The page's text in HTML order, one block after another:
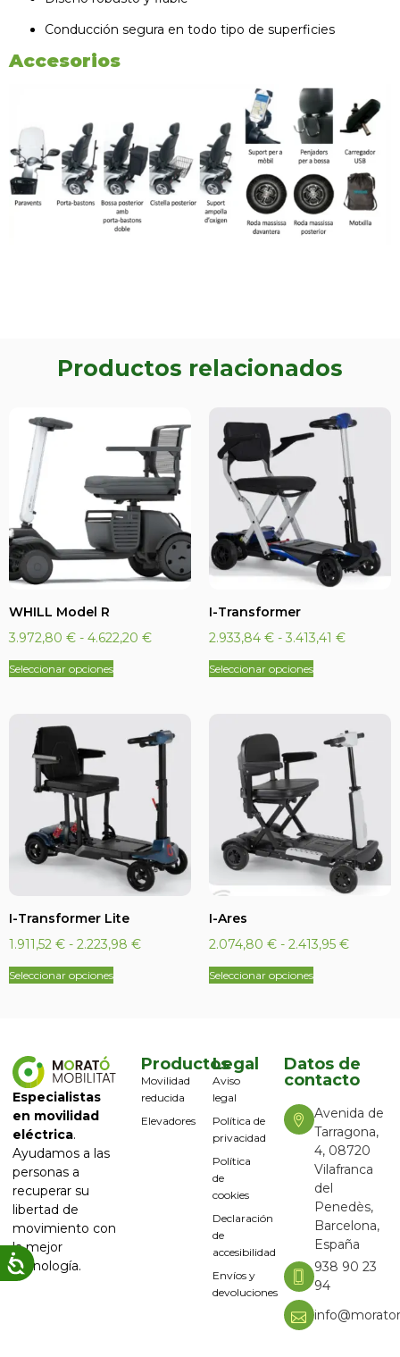
Conducción segura en todo tipo de superficies
Accesorios
Productos relacionados
WHILL Model R
3.972,80 € - 4.622,20 €
Seleccionar opciones
I-Transformer
2.933,84 € - 3.413,41 €
Seleccionar opciones
I-Transformer Lite
1.911,52 € - 2.223,98 €
Seleccionar opciones
I-Ares
2.074,80 € - 2.413,95 €
Seleccionar opciones
Especialistas
en movilidad
eléctrica.
Ayudamos a las
personas a
recuperar su
libertad de
movimiento con
la mejor
tecnología.
Productos
Movilidad
reducida
Elevadores
Legal
Aviso
legal
Política de
privacidad
Política
de
cookies
Declaración
de
accesibilidad
Envíos y
devoluciones
Datos de
contacto
Avenida de
Tarragona,
4, 08720
Vilafranca
del
Penedès,
Barcelona,
España
938 90 23
94